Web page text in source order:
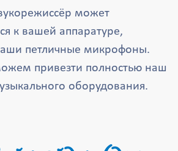
может
к вашей аппаратуре,
петличные микрофоны.
привезти полностью наш
оборудования.